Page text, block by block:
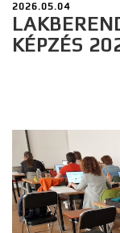
2026.05.04
KÉPZÉS